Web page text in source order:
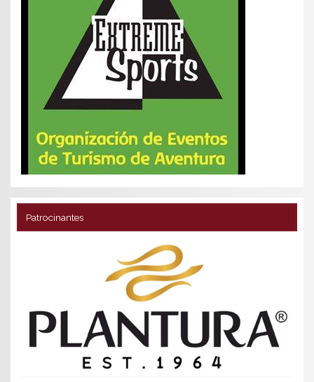
Patrocinantes